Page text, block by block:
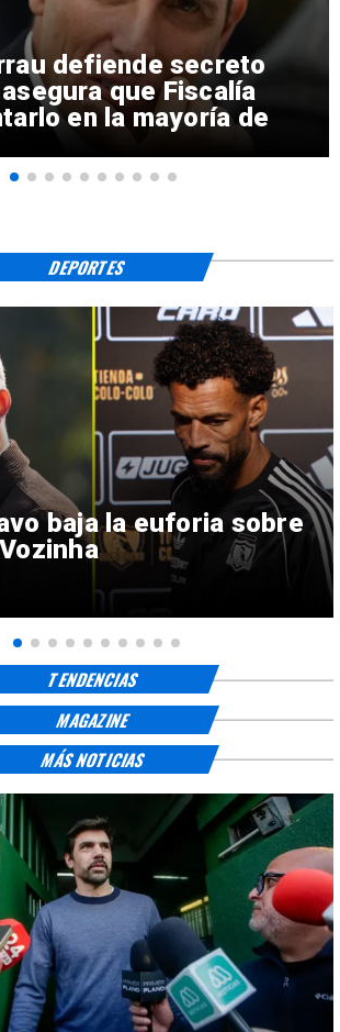
defiende secreto
que Fiscalía
en la mayoría de
baja la euforia sobre
DEPORTES
TENDENCIAS
MAGAZINE
MÁS NOTICIAS